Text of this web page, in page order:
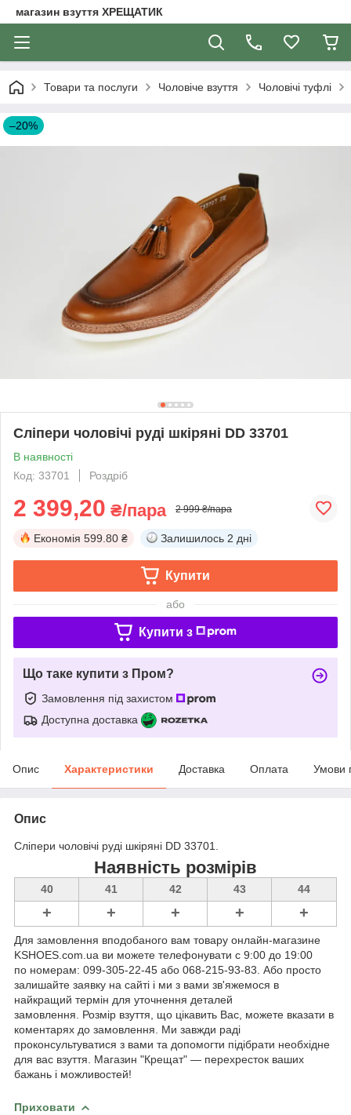
магазин взуття ХРЕЩАТИК
Товари та послуги Чоловіче взуття Чоловічі туфлі
–20%
Сліпери чоловічі руді шкіряні DD 33701
В наявності
Код: 33701
Роздріб
2 399,20 ₴/пара 2 999 ₴/пара
Економія 599.80 ₴ Залишилось 2 дні
Купити
або
Купити з
Що таке купити з Пром?
Замовлення під захистом
Доступна доставка
Опис Характеристики Доставка Оплата Умови
Опис
Сліпери чоловічі руді шкіряні DD 33701.
Наявність розмірів
40 41 42 43 44
+ + + + +
Для замовлення вподобаного вам товару онлайн-магазине
KSHOES.com.ua ви можете телефонувати с 9:00 до 19:00
по номерам: 099-305-22-45 або 068-215-93-83. Або просто
залишайте заявку на сайті і ми з вами зв'яжемося в
найкращий термін для уточнення деталей
замовлення. Розмір взуття, що цікавить Вас, можете вказати в
коментарях до замовлення. Ми завжди раді
проконсультуватися з вами та допомогти підібрати необхідне
для вас взуття. Магазин "Крещат" — перехресток ваших
бажань і можливостей!
Приховати